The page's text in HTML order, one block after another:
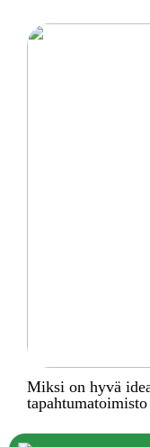
Miksi on hyvä
tapahtumatoimisto